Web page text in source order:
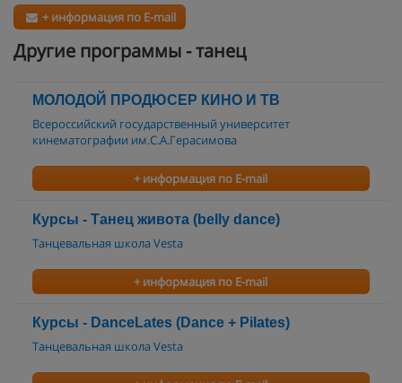
+ информация по E-mail
Другие программы - танец
МОЛОДОЙ ПРОДЮСЕР КИНО И ТВ
Всероссийский государственный университет
кинематографии им.С.А.Герасимова
+ информация по E-mail
Курсы - Танец живота (belly dance)
Танцевальная школа Vesta
+ информация по E-mail
Курсы - DanceLates (Dance + Pilates)
Танцевальная школа Vesta